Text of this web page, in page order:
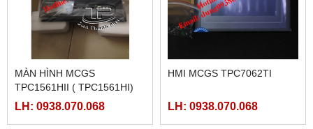
MÀN HÌNH MCGS
TPC1561HII ( TPC1561HI)
LH: 0938.070.068
HMI MCGS TPC7062TI
LH: 0938.070.068